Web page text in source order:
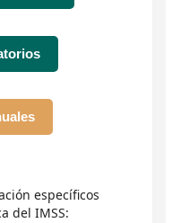
específicos
del IMSS: